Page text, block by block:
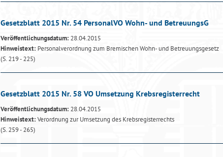
Gesetzblatt 2015 Nr. 54 PersonalVO Wohn- und BetreuungsG
Veröffentlichungsdatum: 28.04.2015
Hinweistext: Personalverordnung zum Bremischen Wohn- und Betreuungsgesetz
(S. 219 - 225)
Gesetzblatt 2015 Nr. 58 VO Umsetzung Krebsregisterrecht
Veröffentlichungsdatum: 28.04.2015
Hinweistext:Verordnung zur Umsetzung des Krebsregisterrechts
(S. 259 - 265)